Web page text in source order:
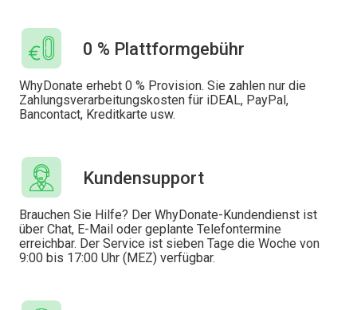
0 % Plattformgebühr
WhyDonate erhebt 0 % Provision. Sie zahlen nur die
Zahlungsverarbeitungskosten für iDEAL, PayPal,
Bancontact, Kreditkarte usw.
Kundensupport
Brauchen Sie Hilfe? Der WhyDonate-Kundendienst ist
über Chat, E-Mail oder geplante Telefontermine
erreichbar. Der Service ist sieben Tage die Woche von
9:00 bis 17:00 Uhr (MEZ) verfügbar.